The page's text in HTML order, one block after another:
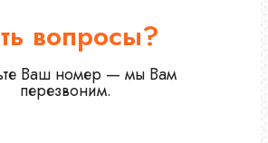
вопросы?
Ваш номер — мы Вам
перезвоним.